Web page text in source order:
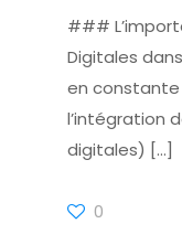
###
Digitales
en
l’intégration
digitales) […]
0